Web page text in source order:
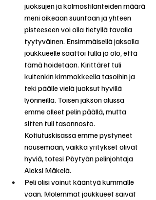
juoksujen ja kolmostilanteiden määrä
meni oikeaan suuntaan ja yhteen
pisteeseen voi olla tietyllä tavalla
tyytyväinen. Ensimmäisellä jaksolla
joukkueelle saattoi tulla jo olo, että
tämä hoidetaan. Kirittäret tuli
kuitenkin kimmokkeella tasoihin ja
teki päälle vielä juoksut hyvillä
lyönneillä. Toisen jakson alussa
emme olleet pelin päällä, mutta
sitten tuli tasonnosto.
Kotiutuskisassa emme pystyneet
nousemaan, vaikka yritykset olivat
hyviä, totesi Pöytyän pelinjohtaja
Aleksi Mäkelä.
Peli olisi voinut kääntyä kummalle
vaan. Molemmat joukkueet saivat